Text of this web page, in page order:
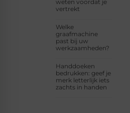
weten voordat je
vertrekt
Welke
graafmachine
past bij uw
werkzaamheden?
Handdoeken
bedrukken: geef je
merk letterlijk iets
zachts in handen